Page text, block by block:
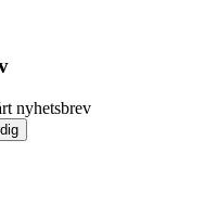
nyhetsbrev